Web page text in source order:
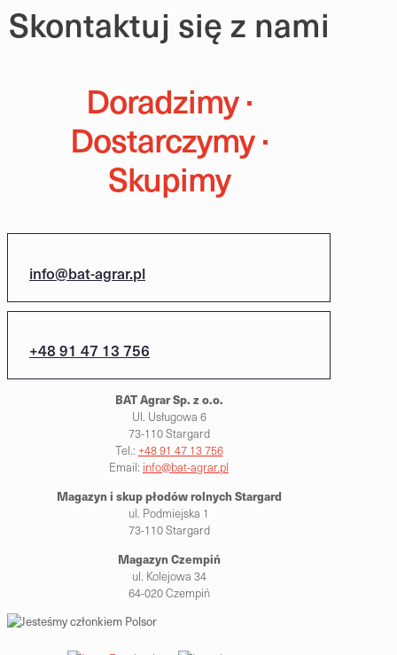
Skontaktuj się z nami
Doradzimy ·
Dostarczymy ·
Skupimy
info@bat-agrar.pl
+48 91 47 13 756
BAT Agrar Sp. z o.o.
Ul. Usługowa 6
73-110 Stargard
Tel.: +48 91 47 13 756
Email: info@bat-agrar.pl
Magazyn i skup płodów rolnychStargard
ul. Podmiejska 1
73-110 Stargard
Magazyn Czempiń
ul. Kolejowa 34
64-020 Czempiń